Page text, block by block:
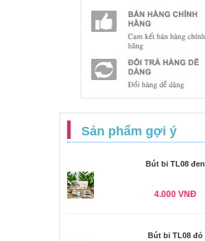
Sản phẩm gợi ý
Bút bi TL08 đen
4.000 VNĐ
Bút bi TL08 đỏ